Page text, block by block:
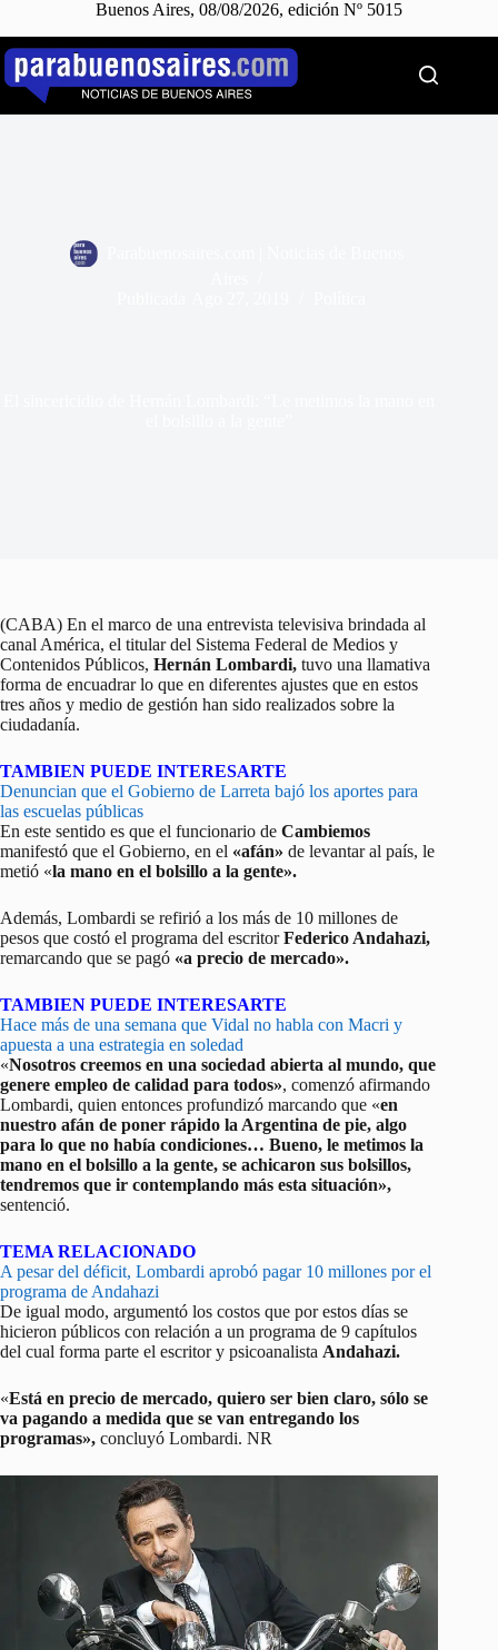
Buenos Aires, 08/08/2026, edición Nº 5015
Saltar
contenido
(CABA) En el marco de una entrevista televisiva brindada al
canal América, el titular del Sistema Federal de Medios y
Contenidos Públicos, Hernán Lombardi, tuvo una llamativa
forma de encuadrar lo que en diferentes ajustes que en estos
tres años y medio de gestión han sido realizados sobre la
ciudadanía.
TAMBIEN PUEDE INTERESARTE
Denuncian que el Gobierno de Larreta bajó los aportes para
las escuelas públicas
En este sentido es que el funcionario de Cambiemos
manifestó que el Gobierno, en el «afán» de levantar al país, le
metió «la mano en el bolsillo a la gente».
Además, Lombardi se refirió a los más de 10 millones de
pesos que costó el programa del escritorFederico Andahazi,
remarcando que se pagó «a precio de mercado».
TAMBIEN PUEDE INTERESARTE
Hace más de una semana que Vidal no habla con Macri y
apuesta a una estrategia en soledad
«Nosotros creemos en una sociedad abierta al mundo, que
genere empleo de calidad para todos», comenzó afirmando
Lombardi, quien entonces profundizó marcando que «en
nuestro afán de poner rápido la Argentina de pie, algo
para lo que no había condiciones… Bueno, le metimos la
mano en el bolsillo a la gente, se achicaron sus bolsillos,
tendremos que ir contemplando más esta situación»,
sentenció.
TEMA RELACIONADO
A pesar del déficit, Lombardi aprobó pagar 10 millones por el
programa de Andahazi
De igual modo, argumentó los costos que por estos días se
hicieron públicos con relación a un programa de 9 capítulos
del cual forma parte el escritor y psicoanalista Andahazi.
«Está en precio de mercado, quiero ser bien claro, sólo se
va pagando a medida que se van entregando los
programas», concluyó Lombardi. NR